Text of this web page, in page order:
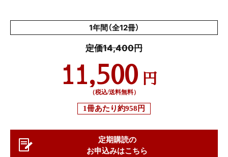
1年間（全12冊）
定価14,400円
11,500 円
（税込/送料無料）
1冊あたり約958円
定期購読の
お申込みはこちら